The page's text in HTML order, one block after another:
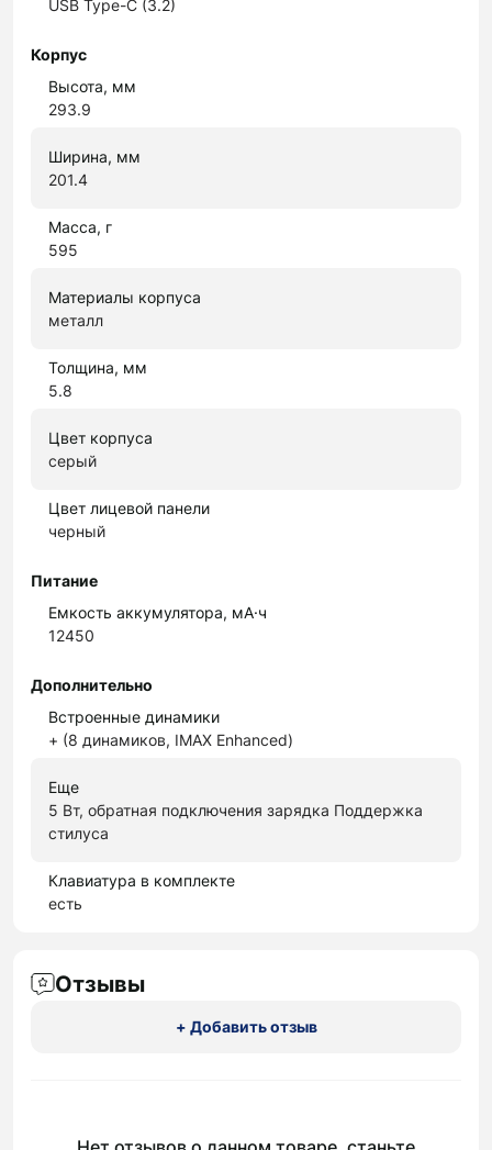
USB Type-C (3.2)
Корпус
Высота, мм
293.9
Ширина, мм
201.4
Масса, г
595
Материалы корпуса
металл
Толщина, мм
5.8
Цвет корпуса
серый
Цвет лицевой панели
черный
Питание
Емкость аккумулятора, мА·ч
12450
Дополнительно
Встроенные динамики
+ (8 динамиков, IMAX Enhanced)
Еще
5 Вт, обратная подключения зарядка Поддержка
стилуса
Клавиатура в комплекте
есть
Отзывы
+ Добавить отзыв